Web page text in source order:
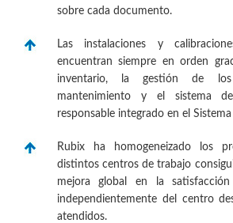
sobre cada documento.
Las instalaciones y
encuentran siempre en orden
inventario, la gestión de
mantenimiento y el sistema
responsable integrado en el
Rubix ha homogeneizado los
distintos centros de trabajo
mejora global en la
independientemente del centro
atendidos.